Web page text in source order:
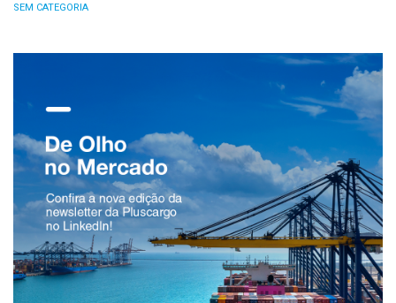
SEM CATEGORIA